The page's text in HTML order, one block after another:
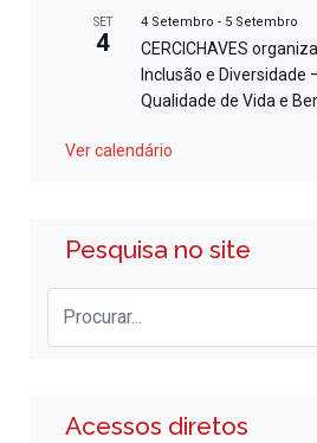
SET
4
4 Setembro - 5 Setembro
CERCICHAVES
Inclusão e Diversidade
Qualidade de Vida e
Ver calendário
Pesquisa no site
Acessos diretos